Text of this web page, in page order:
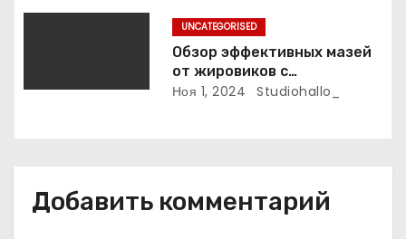
UNCATEGORISED
Обзор эффективных мазей
от жировиков с
рассасывающим эффектом
Ноя 1, 2024 Studiohallo_
Добавить комментарий